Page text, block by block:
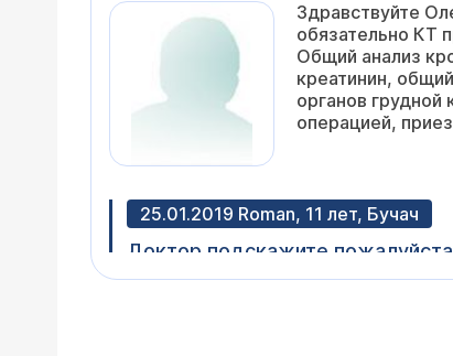
Здравствуйте
обязательно КТ
Общий анализ
креатинин,
органов
операцией,
25.01.2019 Roman, 11 лет, Бучач
Доктор подскажите
Операцию по